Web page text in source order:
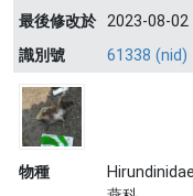
最後修改於 2023-08-02
識別號
61338 (nid)
物種
Hirundinidae